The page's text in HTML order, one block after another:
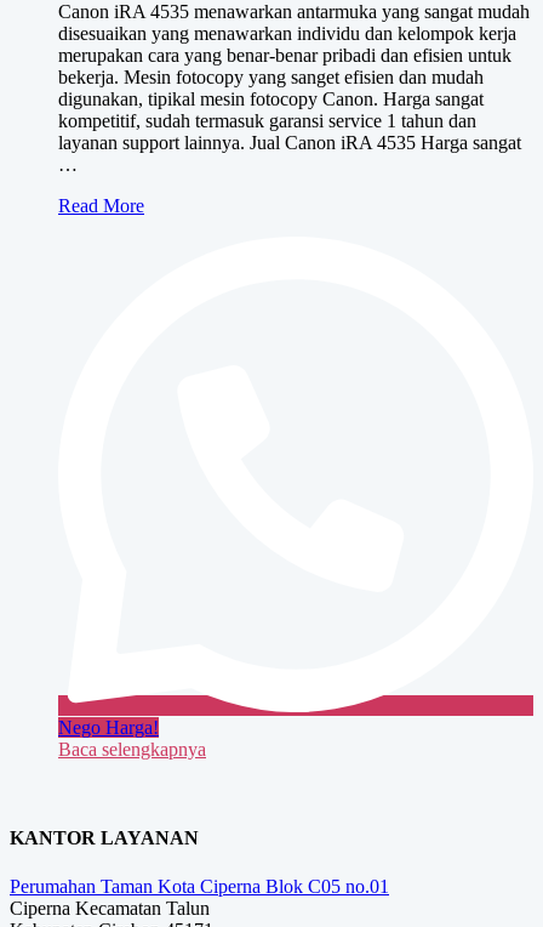
adalah:
Rp21,750,000.
ini
adalah:
Rp19,500,000.
Canon iRA 4535 menawarkan antarmuka yang sangat mudah
disesuaikan yang menawarkan individu dan kelompok kerja
merupakan cara yang benar-benar pribadi dan efisien untuk
bekerja. Mesin fotocopy yang sanget efisien dan mudah
digunakan, tipikal mesin fotocopy Canon. Harga sangat
kompetitif, sudah termasuk garansi service 1 tahun dan
layanan support lainnya. Jual Canon iRA 4535 Harga sangat
…
Canon
Read More
Nego Harga!
Baca selengkapnya
KANTOR LAYANAN
Perumahan Taman Kota Ciperna Blok C05 no.01
Ciperna Kecamatan Talun